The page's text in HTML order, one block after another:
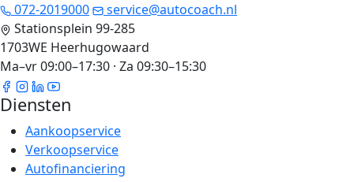
072-2019000
service@autocoach.nl
Stationsplein 99-285
1703WE Heerhugowaard
Ma–vr 09:00–17:30 · Za 09:30–15:30
Diensten
Aankoopservice
Verkoopservice
Autofinanciering